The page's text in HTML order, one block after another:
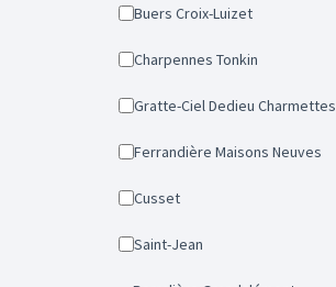
Buers Croix-Luizet
Charpennes Tonkin
Gratte-Ciel Dedieu Charmettes
Ferrandière Maisons Neuves
Cusset
Saint-Jean